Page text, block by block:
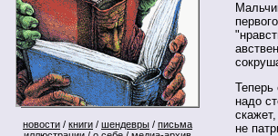
новости / книги / шендевры / письма
Теперь
надо
не